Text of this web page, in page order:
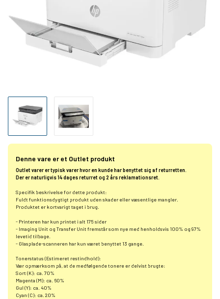
Denne vare er et Outlet produkt
Outlet varer er typisk varer hvor en kunde har benyttet sig af returretten.
Der er naturligvis 14 dages returret og 2 års reklamationsret.
Specifik beskrivelse for dette produkt:
Fuldt funktionsdygtigt produkt uden skader eller væsentlige mangler.
Produktet er kortvarigt taget i brug.
- Printeren har kun printet i alt 175 sider
- Imaging Unit og Transfer Unit fremstår som nye med henholdsvis 100% og 97%
levetid tilbage.
- Glasplade-scanneren har kun været benyttet 13 gange.
Tonerstatus (Estimeret restindhold):
Vær opmærksom på, at de medfølgende tonere er delvist brugte:
Sort (K): ca. 70%
Magenta (M): ca. 60%
Gul (Y): ca. 40%
Cyan (C): ca. 20%